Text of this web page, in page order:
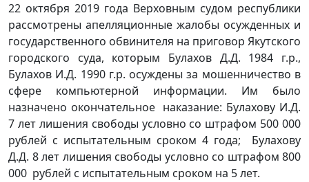
22 октября 2019 года Верховным судом республики
рассмотрены апелляционные жалобы осужденных и
государственного обвинителя на приговор Якутского
городского суда, которым Булахов Д.Д. 1984 г.р.,
Булахов И.Д. 1990 г.р. осуждены за мошенничество в
сфере компьютерной информации. Им было
назначено окончательное наказание: Булахову И.Д.
7 лет лишения свободы условно со штрафом 500 000
рублей с испытательным сроком 4 года; Булахову
Д.Д. 8 лет лишения свободы условно со штрафом 800
000 рублей с испытательным сроком на 5 лет.